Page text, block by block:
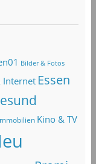
Bilder & Fotos
Internet Essen
Kino & TV